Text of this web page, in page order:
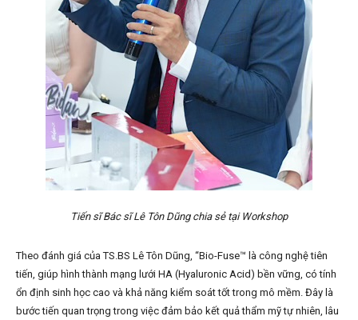
Tiến sĩ Bác sĩ Lê Tôn Dũng chia sẻ tại Workshop
Theo đánh giá của TS.BS Lê Tôn Dũng, “Bio-Fuse™ là công nghệ tiên
tiến, giúp hình thành mạng lưới HA (Hyaluronic Acid) bền vững, có tính
ổn định sinh học cao và khả năng kiểm soát tốt trong mô mềm. Đây là
bước tiến quan trọng trong việc đảm bảo kết quả thẩm mỹ tự nhiên, lâu